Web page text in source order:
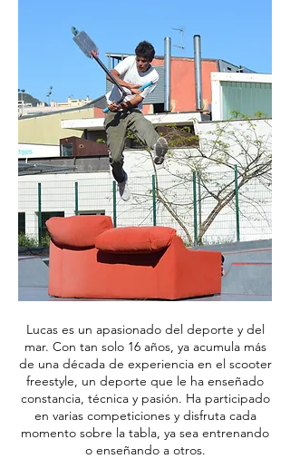
Lucas es un apasionado del deporte y del
mar. Con tan solo 16 años, ya acumula más
de una década de experiencia en el scooter
freestyle, un deporte que le ha enseñado
constancia, técnica y pasión. Ha participado
en varias competiciones y disfruta cada
momento sobre la tabla, ya sea entrenando
o enseñando a otros.